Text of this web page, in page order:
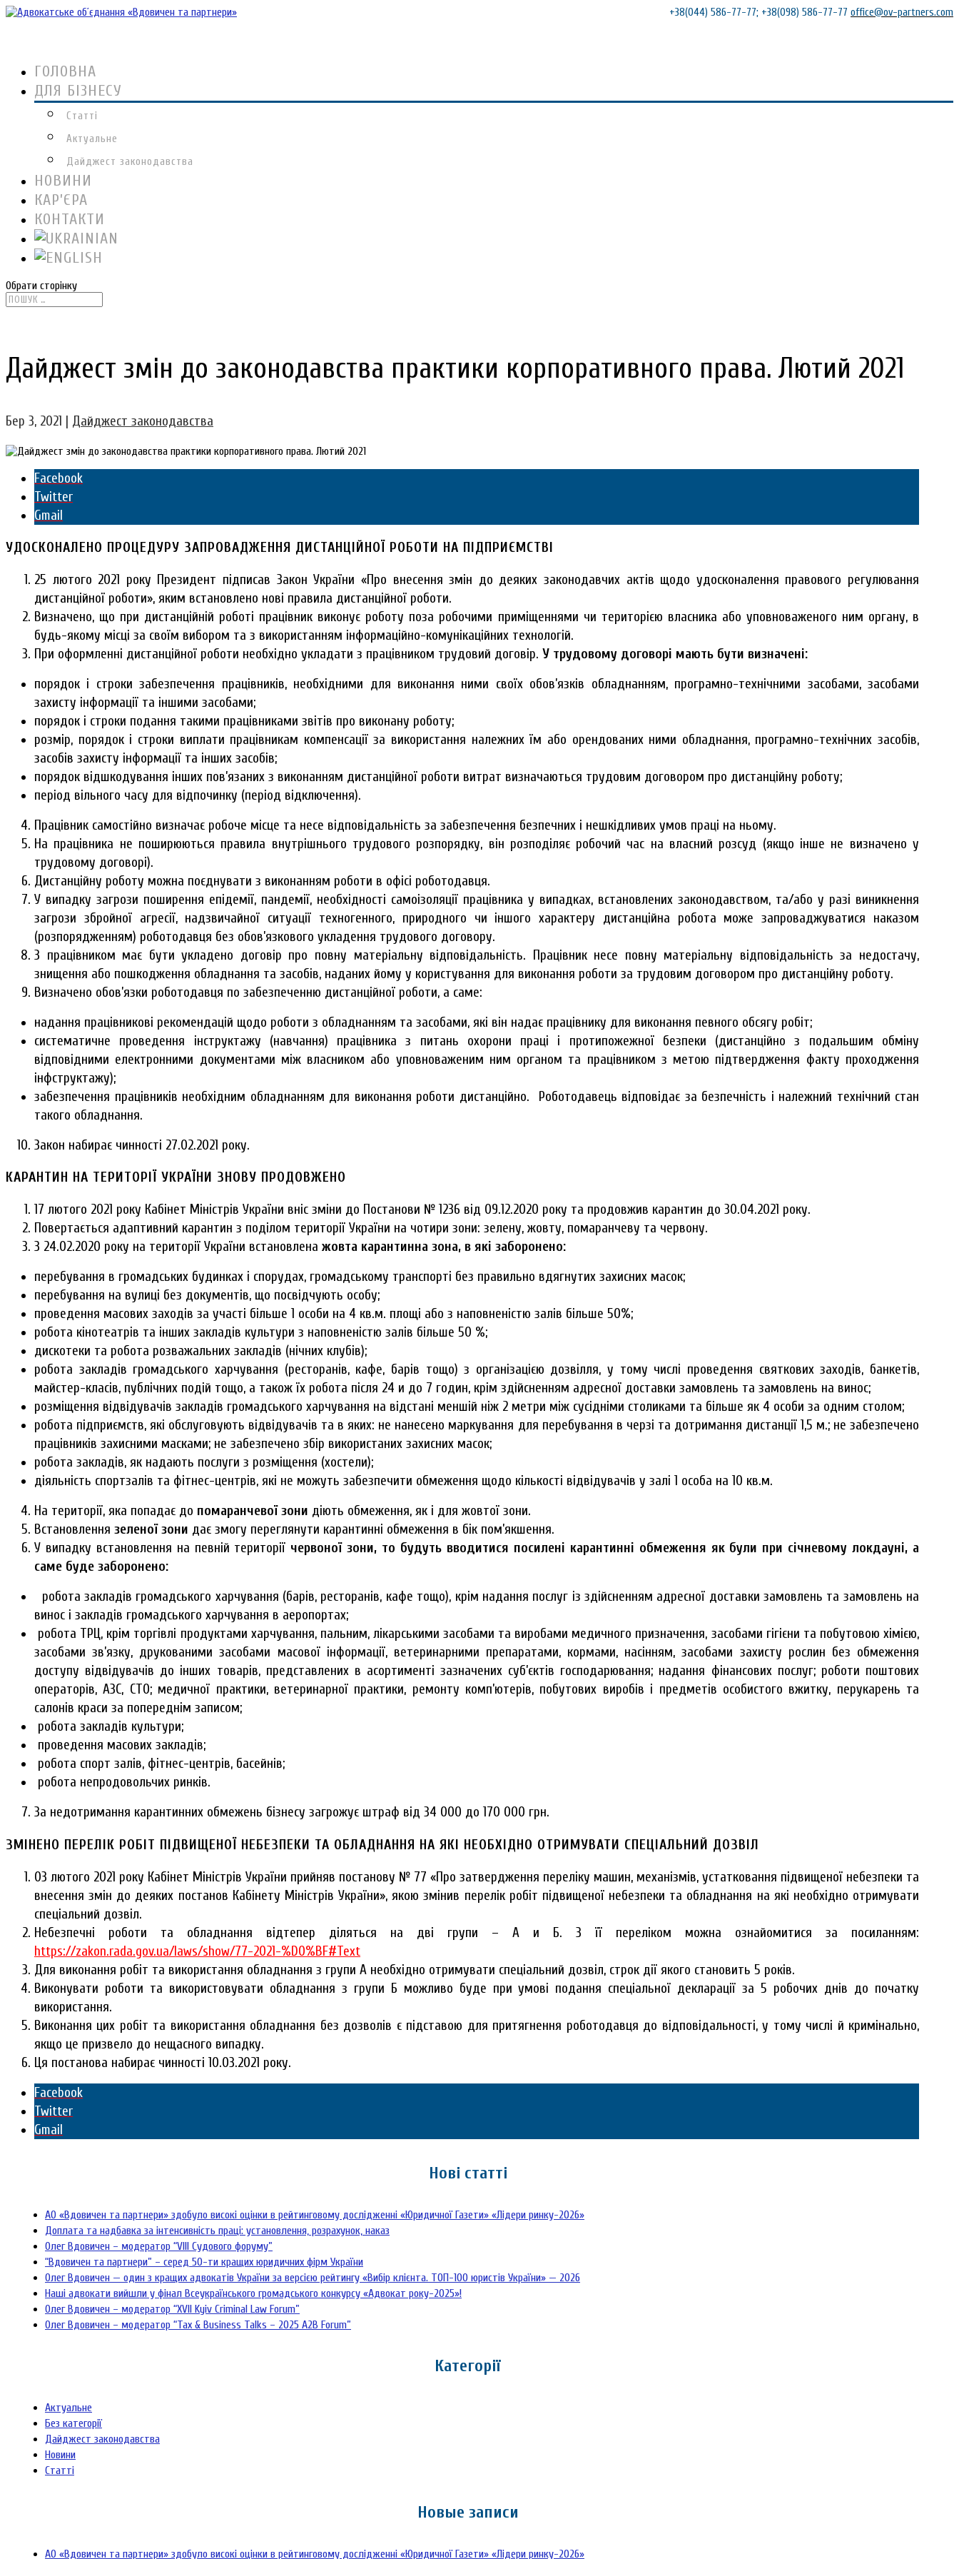
+38(044) 586-77-77; +38(098) 586-77-77 office@ov-partners.com
ГОЛОВНА
ДЛЯ БІЗНЕСУ
Статті
Актуальне
Дайджест законодавства
НОВИНИ
КАР’ЄРА
КОНТАКТИ
Обрати сторінку
Дайджест змін до законодавства практики корпоративного права. Лютий 2021
Бер 3, 2021 Дайджест законодавства
Facebook
Twitter
Gmail
УДОСКОНАЛЕНО ПРОЦЕДУРУ ЗАПРОВАДЖЕННЯ ДИСТАНЦІЙНОЇ РОБОТИ НА ПІДПРИЄМСТВІ
25 лютого 2021 року Президент підписав Закон України «Про внесення змін до деяких законодавчих актів щодо удосконалення правового регулювання
дистанційної роботи», яким встановлено нові правила дистанційної роботи.
Визначено, що при дистанційній роботі працівник виконує роботу поза робочими приміщеннями чи територією власника або уповноваженого ним органу, в
будь-якому місці за своїм вибором та з використанням інформаційно-комунікаційних технологій.
При оформленні дистанційної роботи необхідно укладати з працівником трудовий договір. У трудовому договорі мають бути визначені:
порядок і строки забезпечення працівників, необхідними для виконання ними своїх обов’язків обладнанням, програмно-технічними засобами, засобами
захисту інформації та іншими засобами;
порядок і строки подання такими працівниками звітів про виконану роботу;
розмір, порядок і строки виплати працівникам компенсації за використання належних їм або орендованих ними обладнання, програмно-технічних засобів,
засобів захисту інформації та інших засобів;
порядок відшкодування інших пов’язаних з виконанням дистанційної роботи витрат визначаються трудовим договором про дистанційну роботу;
період вільного часу для відпочинку (період відключення).
Працівник самостійно визначає робоче місце та несе відповідальність за забезпечення безпечних і нешкідливих умов праці на ньому.
На працівника не поширюються правила внутрішнього трудового розпорядку, він розподіляє робочий час на власний розсуд (якщо інше не визначено у
трудовому договорі).
Дистанційну роботу можна поєднувати з виконанням роботи в офісі роботодавця.
У випадку загрози поширення епідемії, пандемії, необхідності самоізоляції працівника у випадках, встановлених законодавством, та/або у разі виникнення
загрози збройної агресії, надзвичайної ситуації техногенного, природного чи іншого характеру дистанційна робота може запроваджуватися наказом
(розпорядженням) роботодавця без обов’язкового укладення трудового договору.
З працівником має бути укладено договір про повну матеріальну відповідальність. Працівник несе повну матеріальну відповідальність за недостачу,
знищення або пошкодження обладнання та засобів, наданих йому у користування для виконання роботи за трудовим договором про дистанційну роботу.
Визначено обов’язки роботодавця по забезпеченню дистанційної роботи, а саме:
надання працівникові рекомендацій щодо роботи з обладнанням та засобами, які він надає працівнику для виконання певного обсягу робіт;
систематичне проведення інструктажу (навчання) працівника з питань охорони праці і протипожежної безпеки (дистанційно з подальшим обміну
відповідними електронними документами між власником або уповноваженим ним органом та працівником з метою підтвердження факту проходження
інфструктажу);
забезпечення працівників необхідним обладнанням для виконання роботи дистанційно. Роботодавець відповідає за безпечність і належний технічний стан
такого обладнання.
Закон набирає чинності 27.02.2021 року.
КАРАНТИН НА ТЕРИТОРІЇ УКРАЇНИ ЗНОВУ ПРОДОВЖЕНО
17 лютого 2021 року Кабінет Міністрів України вніс зміни до Постанови № 1236 від 09.12.2020 року та продовжив карантин до 30.04.2021 року.
Повертається адаптивний карантин з поділом території України на чотири зони: зелену, жовту, помаранчеву та червону.
З 24.02.2020 року на території України встановлена жовта карантинна зона, в які заборонено:
перебування в громадських будинках і спорудах, громадському транспорті без правильно вдягнутих захисних масок;
перебування на вулиці без документів, що посвідчують особу;
проведення масових заходів за участі більше 1 особи на 4 кв.м. площі або з наповненістю залів більше 50%;
робота кінотеатрів та інших закладів культури з наповненістю залів більше 50 %;
дискотеки та робота розважальних закладів (нічних клубів);
робота закладів громадського харчування (ресторанів, кафе, барів тощо) з організацією дозвілля, у тому числі проведення святкових заходів, банкетів,
майстер-класів, публічних подій тощо, а також їх робота після 24 и до 7 годин, крім здійсненням адресної доставки замовлень та замовлень на винос;
розміщення відвідувачів закладів громадського харчування на відстані меншій ніж 2 метри між сусідніми столиками та більше як 4 особи за одним столом;
робота підприємств, які обслуговують відвідувачів та в яких: не нанесено маркування для перебування в черзі та дотримання дистанції 1,5 м.; не забезпечено
працівників захисними масками; не забезпечено збір використаних захисних масок;
робота закладів, як надають послуги з розміщення (хостели);
діяльність спортзалів та фітнес-центрів, які не можуть забезпечити обмеження щодо кількості відвідувачів у залі 1 особа на 10 кв.м.
На території, яка попадає до помаранчевої зони діють обмеження, як і для жовтої зони.
Встановлення зеленої зони дає змогу переглянути карантинні обмеження в бік пом’якшення.
У випадку встановлення на певній території червоної зони, то будуть вводитися посилені карантинні обмеження як були при січневому локдауні, а
саме буде заборонено:
робота закладів громадського харчування (барів, ресторанів, кафе тощо), крім надання послуг із здійсненням адресної доставки замовлень та замовлень на
винос і закладів громадського харчування в аеропортах;
робота ТРЦ, крім торгівлі продуктами харчування, пальним, лікарськими засобами та виробами медичного призначення, засобами гігієни та побутовою хімією,
засобами зв’язку, друкованими засобами масової інформації, ветеринарними препаратами, кормами, насінням, засобами захисту рослин без обмеження
доступу відвідувачів до інших товарів, представлених в асортименті зазначених суб’єктів господарювання; надання фінансових послуг; роботи поштових
операторів, АЗС, СТО; медичної практики, ветеринарної практики, ремонту комп’ютерів, побутових виробів і предметів особистого вжитку, перукарень та
салонів краси за попереднім записом;
робота закладів культури;
проведення масових закладів;
робота спорт залів, фітнес-центрів, басейнів;
робота непродовольчих ринків.
За недотримання карантинних обмежень бізнесу загрожує штраф від 34 000 до 170 000 грн.
ЗМІНЕНО ПЕРЕЛІК РОБІТ ПІДВИЩЕНОЇ НЕБЕЗПЕКИ ТА ОБЛАДНАННЯ НА ЯКІ НЕОБХІДНО ОТРИМУВАТИ СПЕЦІАЛЬНИЙ ДОЗВІЛ
03 лютого 2021 року Кабінет Міністрів України прийняв постанову № 77 «Про затвердження переліку машин, механізмів, устатковання підвищеної небезпеки та
внесення змін до деяких постанов Кабінету Міністрів України», якою змінив перелік робіт підвищеної небезпеки та обладнання на які необхідно отримувати
спеціальний дозвіл.
Небезпечні роботи та обладнання відтепер діляться на дві групи – А и Б. З її переліком можна ознайомитися за посиланням:
https://zakon.rada.gov.ua/laws/show/77-2021-%D0%BF#Text
Для виконання робіт та використання обладнання з групи А необхідно отримувати спеціальний дозвіл, строк дії якого становить 5 років.
Виконувати роботи та використовувати обладнання з групи Б можливо буде при умові подання спеціальної декларації за 5 робочих днів до початку
використання.
Виконання цих робіт та використання обладнання без дозволів є підставою для притягнення роботодавця до відповідальності, у тому числі й кримінально,
якщо це призвело до нещасного випадку.
Ця постанова набирає чинності 10.03.2021 року.
Facebook
Twitter
Gmail
Нові статті
АО «Вдовичен та партнери» здобуло високі оцінки в рейтинговому дослідженні «Юридичної Газети» «Лідери ринку-2026»
Доплата та надбавка за інтенсивність праці: установлення, розрахунок, наказ
Олег Вдовичен – модератор “VIII Судового форуму”
“Вдовичен та партнери” – серед 50-ти кращих юридичних фірм України
Олег Вдовичен — один з кращих адвокатів України за версією рейтингу «Вибір клієнта. ТОП-100 юристів України» — 2026
Наші адвокати вийшли у фінал Всеукраїнського громадського конкурсу «Адвокат року-2025»!
Олег Вдовичен – модератор “XVII Kyiv Criminal Law Forum”
Олег Вдовичен – модератор “Tax & Business Talks – 2025 A2B Forum”
Категорії
Актуальне
Без категорії
Дайджест законодавства
Новини
Статті
Новые записи
АО «Вдовичен та партнери» здобуло високі оцінки в рейтинговому дослідженні «Юридичної Газети» «Лідери ринку-2026»